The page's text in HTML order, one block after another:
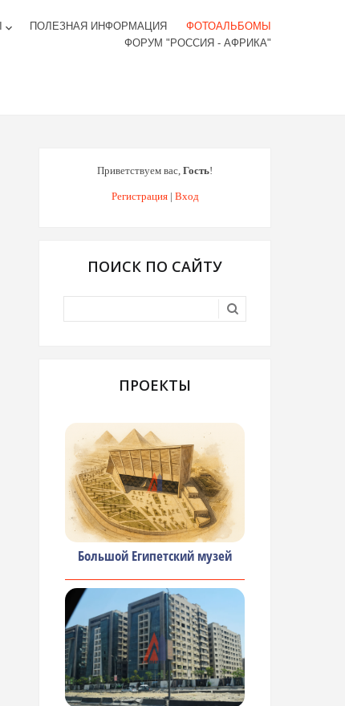
keyboard_arrow_down ПОЛЕЗНАЯ ИНФОРМАЦИЯ
ФОТОАЛЬБОМЫ
ФОРУМ "РОССИЯ - АФРИКА"
Приветствуем вас, Гость!
Регистрация| Вход
ПОИСК ПО САЙТУ
ПРОЕКТЫ
Большой Египетский музей